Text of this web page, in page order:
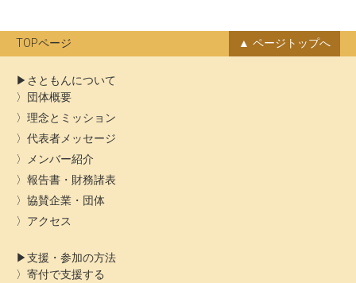
ブ
TOPページ ページトップへ
さともんについて
団体概要
理念とミッション
代表者メッセージ
メンバー紹介
報告書・財務諸表
協賛企業・団体
アクセス
支援・参加の方法
寄付で支援する